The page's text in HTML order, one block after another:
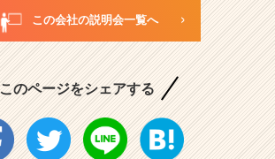
この会社の説明会一覧へ
このページをシェアする